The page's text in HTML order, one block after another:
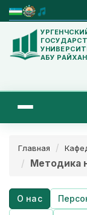
АБУ
Главная
Методика
О нас